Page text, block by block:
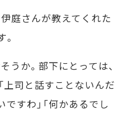
庭さんが教えてくれた
うか。部下にとっては、
上司と話すことないんだ
ですわ」「何かあるでし